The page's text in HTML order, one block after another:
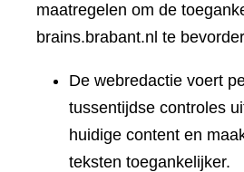
maatregelen om de
brains.brabant.nl te
De webredactie voert
tussentijdse controles
huidige content en
teksten toegankelijker.